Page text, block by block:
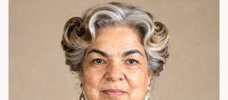
арсенале. Через дату рождения я вижу поведенческие
паттерны: то, как человек неосознанно строит отношения,
принимает решения, реагирует на трудности. Это не
судьба в смысле «задано навсегда» — это сценарий,
который можно осознать и изменить. Именно здесь чаще
всего находится корень того, что не работает годами. Я
помогаю с гармонией в отношениях и семейными
конфликтами, с рабочими и личными тупиками, с
очищением пространства и защитой. Работаю с
денежными потоками и состоянием внутреннего покоя.